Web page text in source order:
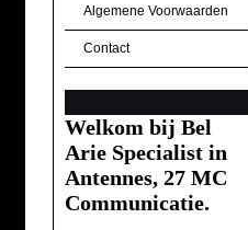
Algemene Voorwaarden
Contact
Welkom bij Bel
Arie Specialist in
Antennes, 27 MC
Communicatie.